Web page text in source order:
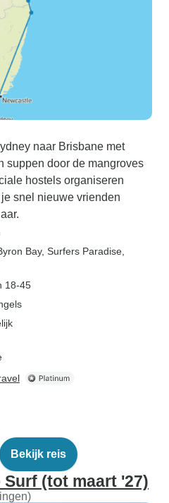
naar Brisbane met
suppen door de mangroves
hostels organiseren
snel nieuwe vrienden
Bay, Surfers Paradise
18-45
Bekijk reis
(tot maart '27)